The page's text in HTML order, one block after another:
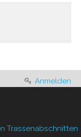
Anmelden
Trassenabschnitten